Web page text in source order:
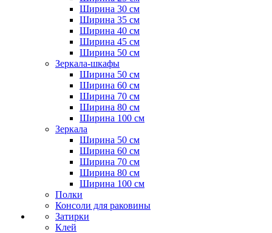
Ширина 30 см
Ширина 35 см
Ширина 40 см
Ширина 45 см
Ширина 50 см
Зеркала-шкафы
Ширина 50 см
Ширина 60 см
Ширина 70 см
Ширина 80 см
Ширина 100 см
Зеркала
Ширина 50 см
Ширина 60 см
Ширина 70 см
Ширина 80 см
Ширина 100 см
Полки
Консоли для раковины
Затирки
Клей